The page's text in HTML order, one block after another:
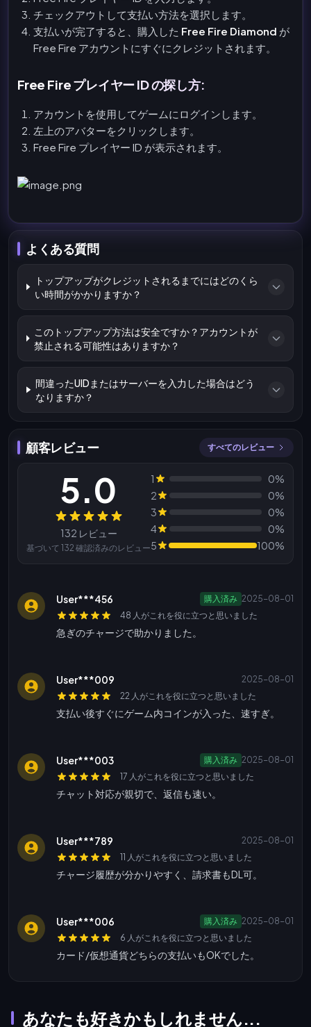
チェックアウトして支払い方法を選択します。
支払いが完了すると、購入した Free Fire Diamond が
Free Fire アカウントにすぐにクレジットされます。
Free Fire プレイヤー ID の探し方:
アカウントを使用してゲームにログインします。
左上のアバターをクリックします。
Free Fire プレイヤー ID が表示されます。
よくある質問
トップアップがクレジットされるまでにはどのくら
い時間がかかりますか？
このトップアップ方法は安全ですか？アカウントが
禁止される可能性はありますか？
間違ったUIDまたはサーバーを入力した場合はどう
なりますか？
顧客レビュー すべてのレビュー
レビュー
5.0
132 レビュー
基づいて 132 確認済みのレビュー
1
0%
2
0%
3
0%
4
0%
5
100%
User***456 購入済み 2025-08-01
48 人がこれを役に立つと思いました
急ぎのチャージで助かりました。
User***009
2025-08-01
22 人がこれを役に立つと思いました
支払い後すぐにゲーム内コインが入った、速すぎ。
User***003 購入済み 2025-08-01
17 人がこれを役に立つと思いました
チャット対応が親切で、返信も速い。
User***789
2025-08-01
11 人がこれを役に立つと思いました
チャージ履歴が分かりやすく、請求書もDL可。
User***006 購入済み 2025-08-01
6 人がこれを役に立つと思いました
カード/仮想通貨どちらの支払いもOKでした。
あなたも好きかもしれません...